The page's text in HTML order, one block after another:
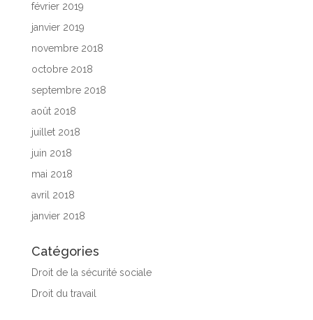
février 2019
janvier 2019
novembre 2018
octobre 2018
septembre 2018
août 2018
juillet 2018
juin 2018
mai 2018
avril 2018
janvier 2018
Catégories
Droit de la sécurité sociale
Droit du travail